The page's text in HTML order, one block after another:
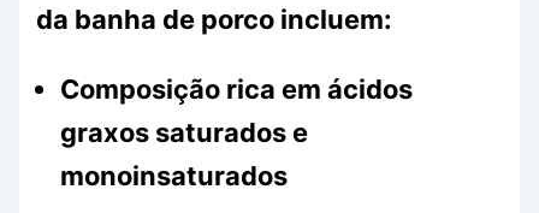
da banha de porco incluem:
Composição rica em ácidos
graxos saturados e
monoinsaturados